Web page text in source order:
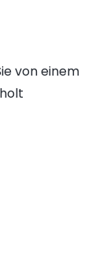
von einem